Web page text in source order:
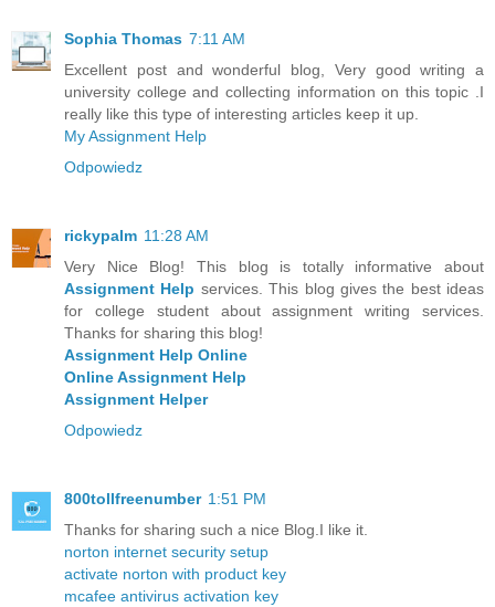
Sophia Thomas 7:11 AM
Excellent post and wonderful blog, Very good writing a
university college and collecting information on this topic .I
really like this type of interesting articles keep it up.
My Assignment Help
Odpowiedz
rickypalm 11:28 AM
Very Nice Blog! This blog is totally informative about
Assignment Help services. This blog gives the best ideas
for college student about assignment writing services.
Thanks for sharing this blog!
Assignment Help Online
Online Assignment Help
Assignment Helper
Odpowiedz
800tollfreenumber 1:51 PM
Thanks for sharing such a nice Blog.I like it.
norton internet security setup
activate norton with product key
mcafee antivirus activation key